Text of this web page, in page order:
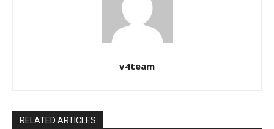
v4team
RELATED ARTICLES